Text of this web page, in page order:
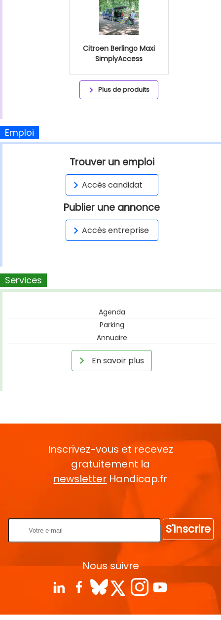
Citroen Berlingo Maxi
SimplyAccess
Plus de produits
Emploi
Trouver un emploi
Accès candidat
Publier une annonce
Accès entreprise
Services
Agenda
Parking
Annuaire
En savoir plus
Inscrivez-vous et recevez
gratuitement la
newsletter Handicap.fr
S'inscrire
Nous suivre